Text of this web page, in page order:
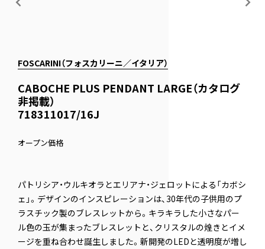
FOSCARINI（フォスカリーニ／イタリア）
CABOCHE PLUS PENDANT LARGE（カタログ
非掲載）
718311017/16J
オープン価格
パトリシア・ウルキオラとエリアナ・ジェロットによる「カボシ
ェ」。デザインのインスピレーションは、30年代の子供用のプ
ラスチック製のブレスレットから。キラキラした小さなパー
ル色の玉が集まったブレスレットと、クリスタルの煌きとイメ
ージを重ね合わせ誕生しました。新開発のLEDと透明度が増し